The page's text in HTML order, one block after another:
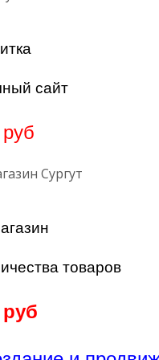
сайт
товаров
руб